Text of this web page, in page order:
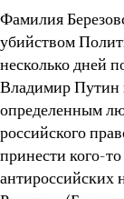
Фамилия
убийством
несколько дней
Владимир Путин
определенным
российского
принести кого-
антироссийских